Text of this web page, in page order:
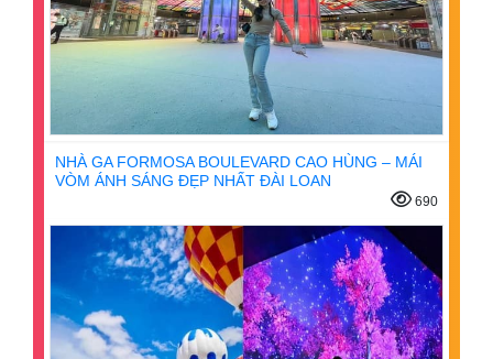
NHÀ GA FORMOSA BOULEVARD CAO HÙNG – MÁI
VÒM ÁNH SÁNG ĐẸP NHẤT ĐÀI LOAN
690